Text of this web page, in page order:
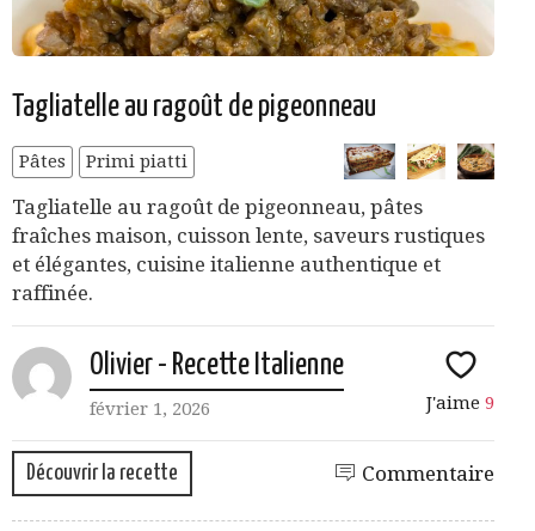
Tagliatelle au ragoût de pigeonneau
Pâtes Primi piatti
Tagliatelle au ragoût de pigeonneau, pâtes
fraîches maison, cuisson lente, saveurs rustiques
et élégantes, cuisine italienne authentique et
raffinée.
Olivier - Recette Italienne
février 1, 2026 J'aime 9
Découvrir la recette Commentaire